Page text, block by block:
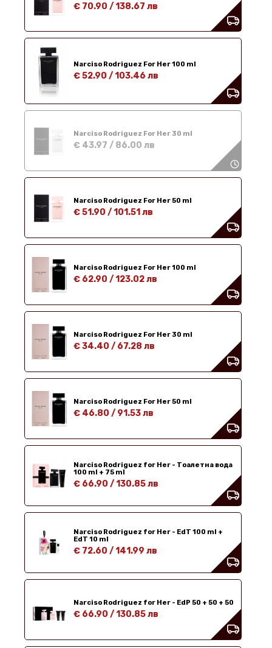
€ 70.90 /138.67 лв
Narciso Rodriguez For Her 100 ml
€ 52.90 /103.46 лв
Narciso Rodriguez For Her 30 ml
€ 43.97 / 86.00 лв
Narciso Rodriguez For Her 50 ml
€ 51.90 /101.51 лв
Narciso Rodriguez For Her 100 ml
€ 62.90 /123.02 лв
Narciso Rodriguez For Her 30 ml
€ 34.40 / 67.28 лв
Narciso Rodriguez For Her 50 ml
€ 46.80 / 91.53 лв
Narciso Rodriguez for Her - Тоалетна вода
100 ml + 75 ml
€ 66.90 /130.85 лв
Narciso Rodriguez for Her - EdT 100 ml +
EdT 10 ml
€ 72.60 /141.99 лв
Narciso Rodriguez for Her - EdP 50 + 50 + 50
€ 66.90 /130.85 лв